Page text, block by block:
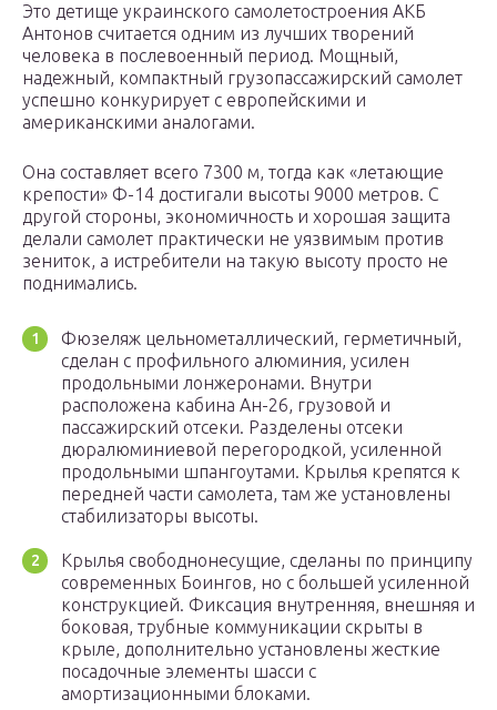
Это детище украинского самолетостроения АКБ
Антонов считается одним из лучших творений
человека в послевоенный период. Мощный,
надежный, компактный грузопассажирский самолет
успешно конкурирует с европейскими и
американскими аналогами.
Она составляет всего 7300 м, тогда как «летающие
крепости» Ф-14 достигали высоты 9000 метров. С
другой стороны, экономичность и хорошая защита
делали самолет практически не уязвимым против
зениток, а истребители на такую высоту просто не
поднимались.
Фюзеляж цельнометаллический, герметичный,
сделан с профильного алюминия, усилен
продольными лонжеронами. Внутри
расположена кабина Ан-26, грузовой и
пассажирский отсеки. Разделены отсеки
дюралюминиевой перегородкой, усиленной
продольными шпангоутами. Крылья крепятся к
передней части самолета, там же установлены
стабилизаторы высоты.
Крылья свободнонесущие, сделаны по принципу
современных Боингов, но с большей усиленной
конструкцией. Фиксация внутренняя, внешняя и
боковая, трубные коммуникации скрыты в
крыле, дополнительно установлены жесткие
посадочные элементы шасси с
амортизационными блоками.